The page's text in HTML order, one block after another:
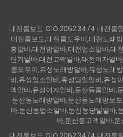
대전룸보도 O1O.2062.3474 대전룸
대전룸보도,대전룸도우미,대전노래
흥알바,대전밤알바,대전업소알바,대
단기알바,대전고액알바,대전여자알
룸도우미,유성노래방알바,유성노래
바,유성업소알바,유성당일알바,유성
액알바,유성여자알바,둔산동룸알바,
둔산동노래방알바,둔산동노래방보
바,둔산동업소알바,둔산동당일알바,
바,둔산동고액알바,